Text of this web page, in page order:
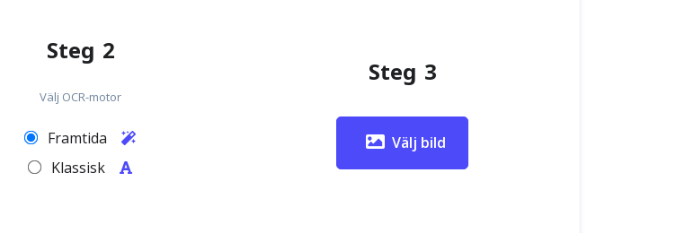
Steg 2
Välj OCR-motor
Framtida
Klassisk
Steg 3
Välj bild